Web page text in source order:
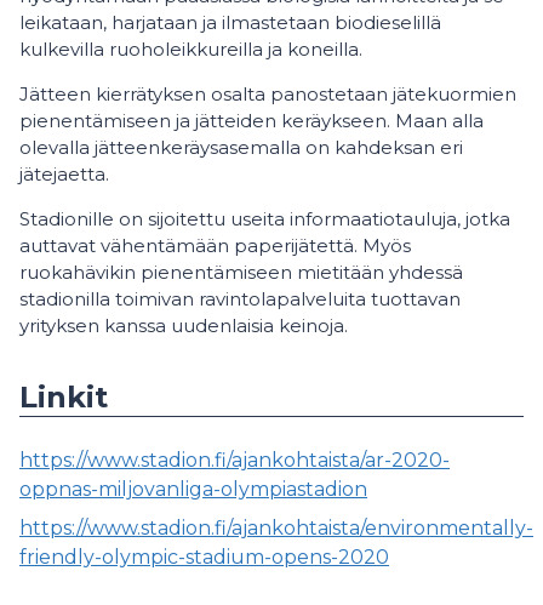
leikataan, harjataan ja ilmastetaan biodieselillä
kulkevilla ruoholeikkureilla ja koneilla.
Jätteen kierrätyksen osalta panostetaan jätekuormien
pienentämiseen ja jätteiden keräykseen. Maan alla
olevalla jätteenkeräysasemalla on kahdeksan eri
jätejaetta.
Stadionille on sijoitettu useita informaatiotauluja, jotka
auttavat vähentämään paperijätettä. Myös
ruokahävikin pienentämiseen mietitään yhdessä
stadionilla toimivan ravintolapalveluita tuottavan
yrityksen kanssa uudenlaisia keinoja.
Linkit
https://www.stadion.fi/ajankohtaista/ar-2020-
oppnas-miljovanliga-olympiastadion
https://www.stadion.fi/ajankohtaista/environmentally-
friendly-olympic-stadium-opens-2020